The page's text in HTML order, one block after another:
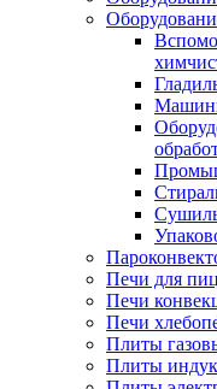
Печи для
Печи
Печи
Плиты
Плиты